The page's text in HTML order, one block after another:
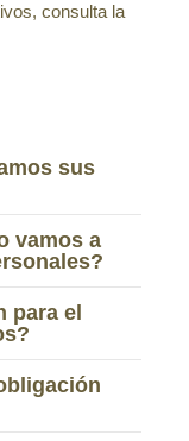
consulta la
sus
vamos a
para el